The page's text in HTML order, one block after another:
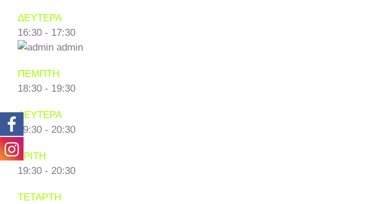
ΔΕΥΤΕΡΑ
16:30 - 17:30
admin
ΠΕΜΠΤΗ
18:30 - 19:30
ΔΕΥΤΕΡΑ
19:30 - 20:30
ΤΡΙΤΗ
19:30 - 20:30
ΤΕΤΑΡΤΗ